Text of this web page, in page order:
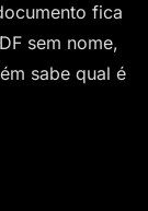
fica
sem nome,
sabe qual é